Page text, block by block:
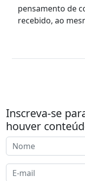
pensamento de
recebido, ao
Inscreva-se
houver